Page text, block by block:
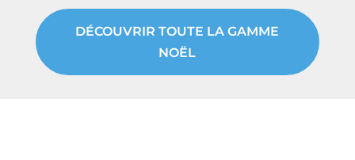
DÉCOUVRIR TOUTE LA GAMME
NOËL